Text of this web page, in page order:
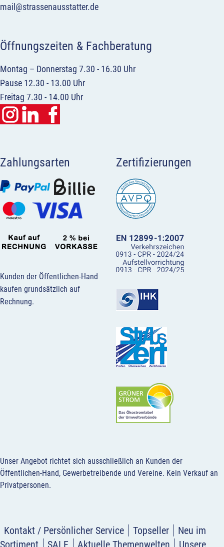
mail@strassenausstatter.de
Öffnungszeiten & Fachberatung
Montag – Donnerstag 7.30 - 16.30 Uhr
Pause 12.30 - 13.00 Uhr
Freitag 7.30 - 14.00 Uhr
Zahlungsarten
Kunden der Öffentlichen-Hand
kaufen grundsätzlich auf
Rechnung.
Zertifizierungen
Unser Angebot richtet sich ausschließlich an Kunden der
Öffentlichen-Hand, Gewerbetreibende und Vereine. Kein Verkauf an
Privatpersonen.
Kontakt / Persönlicher Service Topseller
Neu im
Sortiment
SALE Aktuelle Themenwelten Unsere